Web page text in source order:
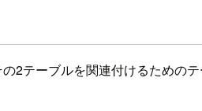
2テーブルを関連付けるための